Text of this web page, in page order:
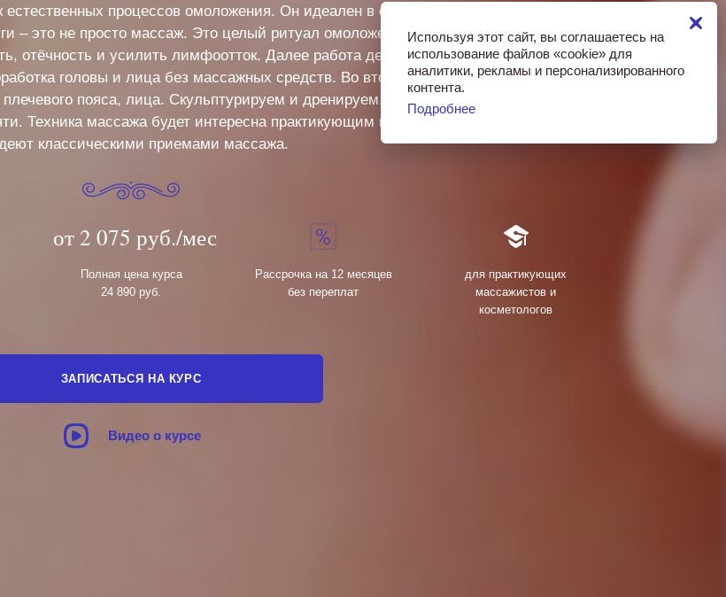
естественных процессов омоложения. Он идеален в особенности для
– это не просто массаж. Это целый ритуал омоложения. Он начинается с
отёчность и усилить лимфоотток. Далее работа делится на два больших
головы и лица без массажных средств. Во втором работаем по
пояса, лица. Скульптурируем и дренируем. Завершается массаж
Техника массажа будет интересна практикующим мастерам, которые уже
классическими приемами массажа.
от 2 075 руб./мес
Полная цена курса
24 890 руб.
Рассрочка на 12 месяцев
без переплат
для практикующих
массажистов и
косметологов
ЗАПИСАТЬСЯ НА КУРС
Видео о курсе
Используя этот сайт, вы соглашаетесь на
использование файлов «cookie» для
аналитики, рекламы и персонализированного
контента.
Подробнее